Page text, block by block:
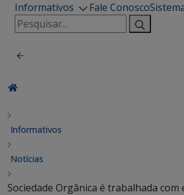
Informativos
Fale Conosco
Pesquisar
por:
Informativos
Notícias
Sociedade Orgânica é trabalhada com